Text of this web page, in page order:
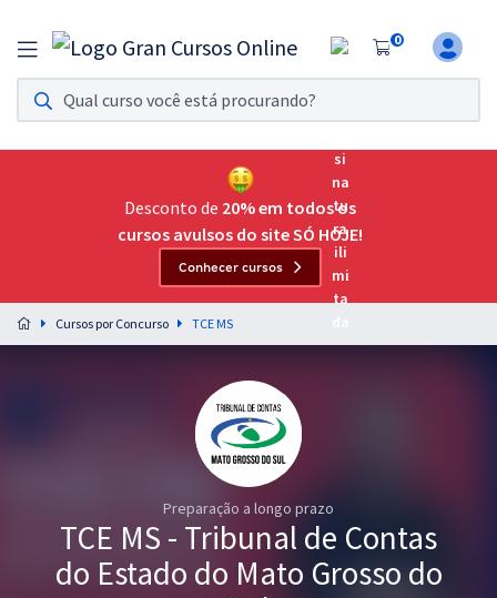
0
Assinatura Ilimitada 11
Acesso a todos os cursos. Teste grátis por 7 dias!
Assinatura OAB Até Passar
Acesso ilimitado a toda preparação para o Exame da
Preparação completa e intensiva para as principais
residências em saúde do Brasil
Graduação
Desconto de 20% em todos os
cursos avulsos do site SÓ HOJE!
Conhecer cursos
Cursos por Concurso TCE MS
Preparação a longo prazo
TCE MS - Tribunal de Contas
do Estado do Mato Grosso do